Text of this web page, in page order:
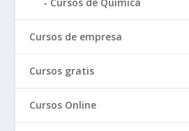
Cursos de empresa
Cursos gratis
Cursos Online